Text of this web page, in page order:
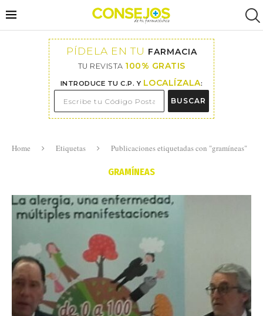
PÍDELA EN TU FARMACIA
TU REVISTA 100% GRATIS
INTRODUCE TU C.P. Y LOCALÍZALA:
BUSCAR
Home Etiquetas Publicaciones etiquetadas con "gramíneas"
GRAMÍNEAS